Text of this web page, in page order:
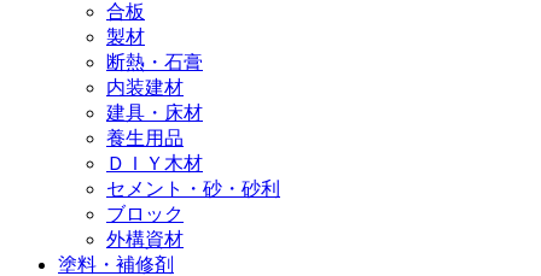
合板
製材
断熱・石膏
内装建材
建具・床材
養生用品
ＤＩＹ木材
セメント・砂・砂利
ブロック
外構資材
塗料・補修剤